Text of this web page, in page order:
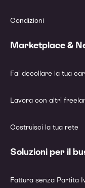
Condizioni
Marketplace &
Fai decollare la tua
Lavora con altri
Costruisci la tua rete
Soluzioni per il
Fattura senza Partita